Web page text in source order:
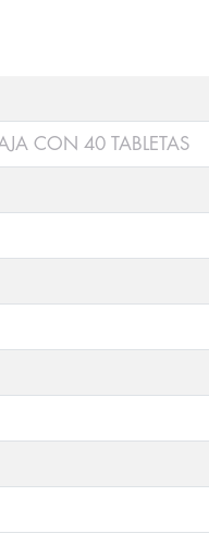
CON 40 TABLETAS